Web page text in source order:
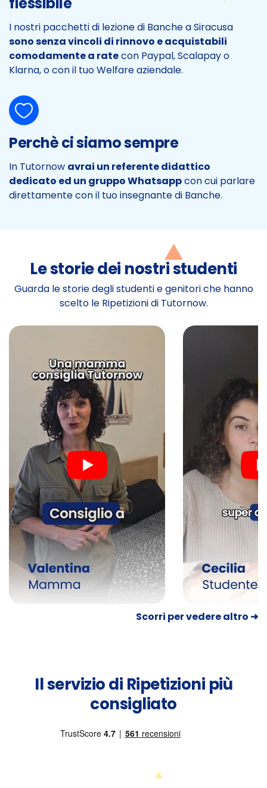
I nostri pacchetti di lezione di Banche a Siracusa
sono senza vincoli di rinnovo e acquistabili
comodamente a ratecon Paypal, Scalapay o
Klarna, o con il tuo Welfare aziendale.
Perchè ci siamo sempre
In Tutornow avrai un referente didattico
dedicato ed un gruppo Whatsappcon cui parlare
direttamente con il tuo insegnante di Banche.
Le storie dei nostri studenti
Guarda le storie degli studenti e genitori che hanno
scelto le Ripetizioni di Tutornow.
Scorri per vedere altro ➜
Il servizio di Ripetizioni più
consigliato